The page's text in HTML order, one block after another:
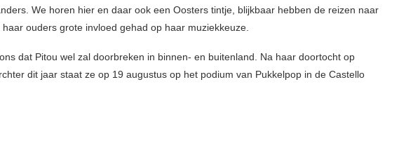
We horen hier en daar ook een Oosters tintje, blijkbaar hebben de reizen naar
haar ouders grote invloed gehad op haar muziekkeuze.
dat Pitou wel zal doorbreken in binnen- en buitenland. Na haar doortocht op
dit jaar staat ze op 19 augustus op het podium van Pukkelpop in de Castello